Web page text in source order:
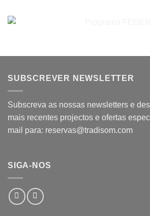
SUBSCREVER NEWSLETTER
Subscreva as nossas newsletters e
mais recentes projectos e ofertas
mail para: reservas@tradisom.com
SIGA-NOS